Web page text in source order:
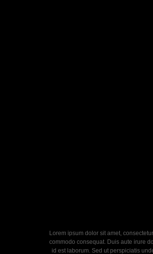
Lorem ipsum dolor sit amet,
commodo consequat. Duis aute irure
id est laborum. Sed ut perspiciatis